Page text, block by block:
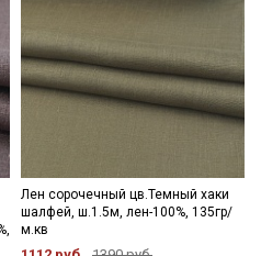
Лен сорочечный цв.Темный хаки
шалфей, ш.1.5м, лен-100%, 135гр/
м.кв